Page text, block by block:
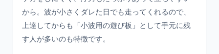
から。波が小さくダレた日でも走ってくれるので、
上達してからも「小波用の遊び板」として手元に残
す人が多いのも特徴です。